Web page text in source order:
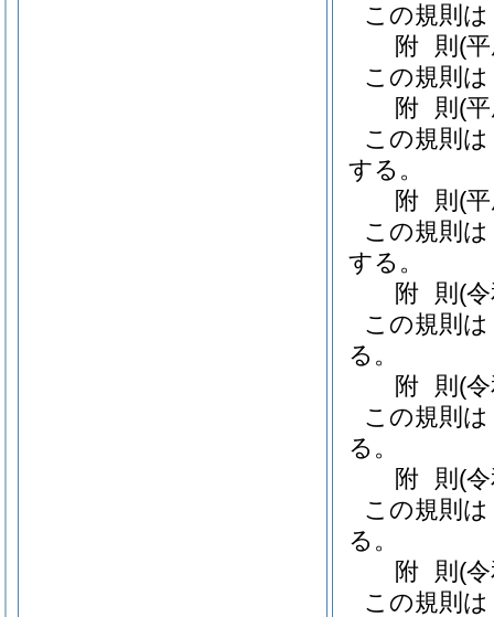
この規則
附 則 (
この規則
附 則 (
この規則
する。
附 則 (
この規則
する。
附 則 (
この規則
る。
附 則 (
この規則
る。
附 則 (
この規則
る。
附 則 (
この規則